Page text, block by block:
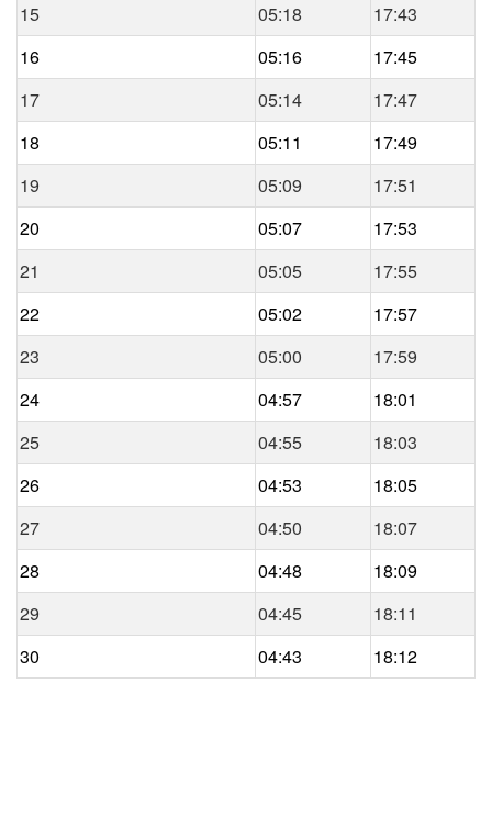
15
05:18
17:43
16
05:16
17:45
17
05:14
17:47
18
05:11
17:49
19
05:09
17:51
20
05:07
17:53
21
05:05
17:55
22
05:02
17:57
23
05:00
17:59
24
04:57
18:01
25
04:55
18:03
26
04:53
18:05
27
04:50
18:07
28
04:48
18:09
29
04:45
18:11
30
04:43 18:12